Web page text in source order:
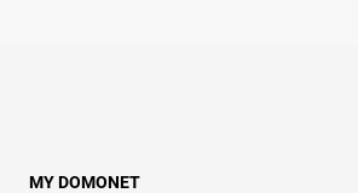
MY DOMONET